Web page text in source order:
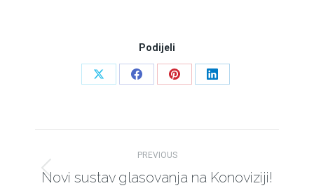
Podijeli
Share
Share
Share
Share
navigation
PREVIOUS
Previous
Novi sustav glasovanja na Konoviziji!